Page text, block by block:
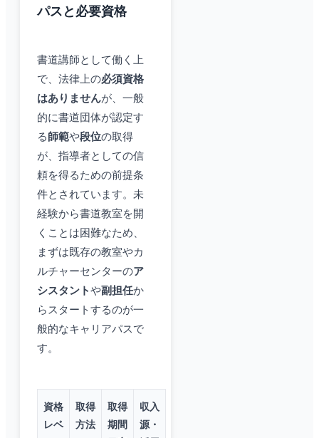
パスと必要資格
書道講師として働く上
で、法律上の必須資格
はありませんが、一般
的に書道団体が認定す
る師範や段位の取得
が、指導者としての信
頼を得るための前提条
件とされています。未
経験から書道教室を開
くことは困難なため、
まずは既存の教室やカ
ルチャーセンターのア
シスタントや副担任か
らスタートするのが一
般的なキャリアパスで
す。
資格
レベ
取得
方法
取得
期間
収入
源・